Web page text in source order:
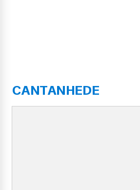
CANTANHEDE